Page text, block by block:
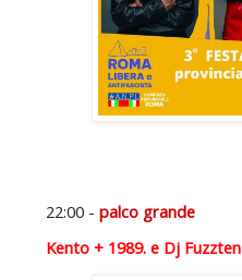
22:00 - palco grande
Kento + 1989. e Dj Fuzzten